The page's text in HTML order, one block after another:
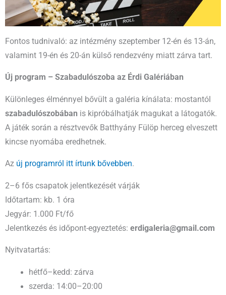
Fontos tudnivaló: az intézmény szeptember 12-én és 13-án,
valamint 19-én és 20-án külső rendezvény miatt zárva tart.
Új program – Szabadulószoba az Érdi Galériában
Különleges élménnyel bővült a galéria kínálata: mostantól
szabadulószobában is kipróbálhatják magukat a látogatók.
A játék során a résztvevők Batthyány Fülöp herceg elveszett
kincse nyomába eredhetnek.
Az új programról itt írtunk bővebben.
2–6 fős csapatok jelentkezését várják
Időtartam: kb. 1 óra
Jegyár: 1.000 Ft/fő
Jelentkezés és időpont-egyeztetés: erdigaleria@gmail.com
Nyitvatartás:
hétfő–kedd: zárva
szerda: 14:00–20:00